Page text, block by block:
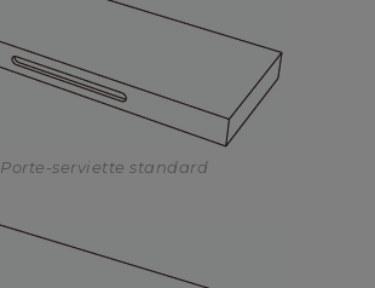
Porte-serviette standard